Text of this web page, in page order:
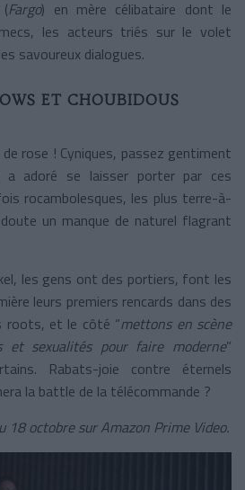
(Fargo) en mère célibataire dont le
les acteurs triés sur le volet
savoureux dialogues.
ET CHOUBIDOUS
de rose ! Cyniques, passez gentiment
a adoré se laisser porter par ces
rocambolesques, les plus terre-à-
un manque de naturel flagrant
les gens ont des portiers, font les
leurs premiers rencards dans des
roots, et le côté “mettons en scène
et sexualités pour faire moderne”
Rabats-joie contre éternels
la battle de la télécommande ?
18 octobre sur Amazon Prime Video.